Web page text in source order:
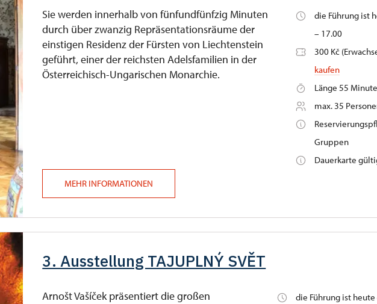
kostenlos
Sie werden innerhalb von fünfundfünfzig Minuten
durch über zwanzig Repräsentationsräume der
einstigen Residenz der Fürsten von Liechtenstein
geführt, einer der reichsten Adelsfamilien in der
Österreichisch-Ungarischen Monarchie.
die Führung ist
– 17.00
300 Kč
kaufen
Länge 55
max. 35
Gruppen
Dauerkarte
MEHR INFORMATIONEN
3. Ausstellung TAJUPLNÝ SVĚT
Arnošt Vašíček präsentiert die großen
die Führung ist